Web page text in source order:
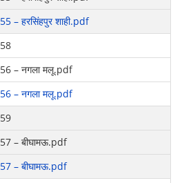
55 – हरसिंहपुर शाही.pdf
58
56 – नगला मलू.pdf
56 – नगला मलू.pdf
59
57 – बीघामऊ.pdf
57 – बीघामऊ.pdf